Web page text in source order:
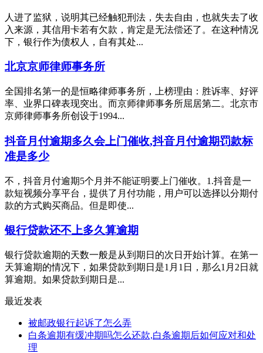
人进了监狱，说明其已经触犯刑法，失去自由，也就失去了收
入来源，其信用卡若有欠款，肯定是无法偿还了。在这种情况
下，银行作为债权人，自有其处...
北京京师律师事务所
全国排名第一的是恒略律师事务所，上榜理由：胜诉率、好评
率、业界口碑表现突出。而京师律师事务所屈居第二。北京市
京师律师事务所创设于1994...
抖音月付逾期多久会上门催收,抖音月付逾期罚款标
准是多少
不，抖音月付逾期5个月并不能证明要上门催收。1.抖音是一
款短视频分享平台，提供了月付功能，用户可以选择以分期付
款的方式购买商品。但是即使...
银行贷款还不上多久算逾期
银行贷款逾期的天数一般是从到期日的次日开始计算。在第一
天算逾期的情况下，如果贷款到期日是1月1日，那么1月2日就
算逾期。如果贷款到期日是...
最近发表
被邮政银行起诉了怎么弄
白条逾期有缓冲期吗怎么还款,白条逾期后如何应对和处
理